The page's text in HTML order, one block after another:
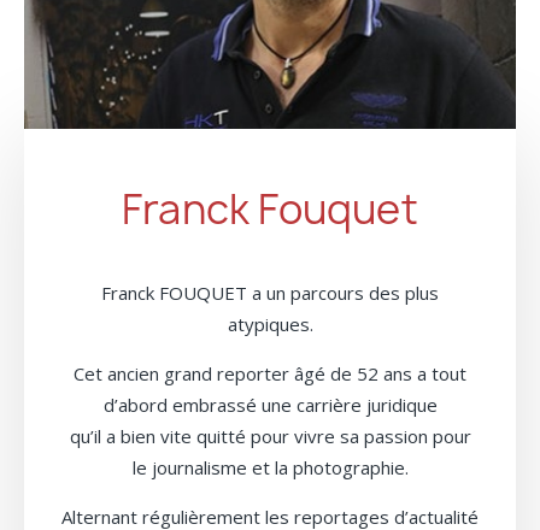
Franck Fouquet
Franck FOUQUET a un parcours des plus
atypiques.
Cet ancien grand reporter âgé de 52 ans a tout
d’abord embrassé une carrière juridique
qu’il a bien vite quitté pour vivre sa passion pour
le journalisme et la photographie.
Alternant régulièrement les reportages d’actualité